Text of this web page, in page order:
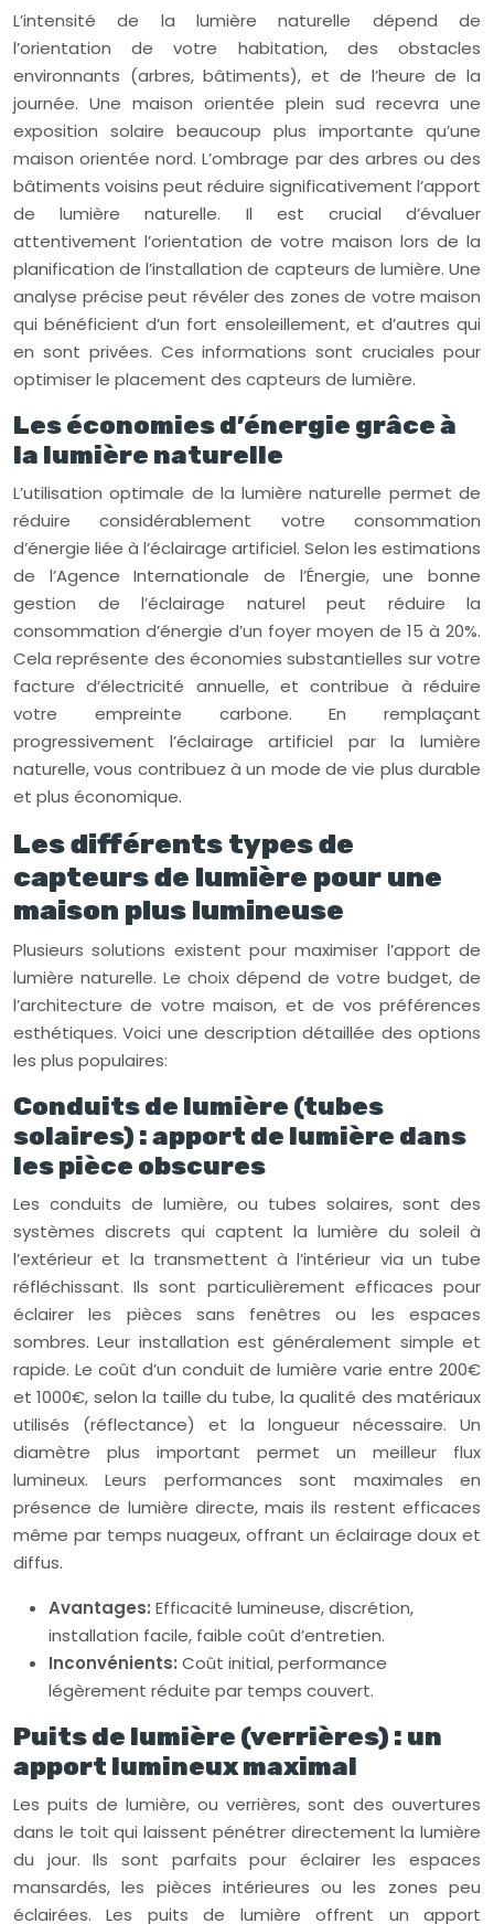
L’intensité de la lumière naturelle dépend de
l’orientation de votre habitation, des obstacles
environnants (arbres, bâtiments), et de l’heure de la
journée. Une maison orientée plein sud recevra une
exposition solaire beaucoup plus importante qu’une
maison orientée nord. L’ombrage par des arbres ou des
bâtiments voisins peut réduire significativement l’apport
de lumière naturelle. Il est crucial d’évaluer
attentivement l’orientation de votre maison lors de la
planification de l’installation de capteurs de lumière. Une
analyse précise peut révéler des zones de votre maison
qui bénéficient d’un fort ensoleillement, et d’autres qui
en sont privées. Ces informations sont cruciales pour
optimiser le placement des capteurs de lumière.
Les économies d’énergie grâce à
la lumière naturelle
L’utilisation optimale de la lumière naturelle permet de
réduire considérablement votre consommation
d’énergie liée à l’éclairage artificiel. Selon les estimations
de l’Agence Internationale de l’Énergie, une bonne
gestion de l’éclairage naturel peut réduire la
consommation d’énergie d’un foyer moyen de 15 à 20%.
Cela représente des économies substantielles sur votre
facture d’électricité annuelle, et contribue à réduire
votre empreinte carbone. En remplaçant
progressivement l’éclairage artificiel par la lumière
naturelle, vous contribuez à un mode de vie plus durable
et plus économique.
Les différents types de
capteurs de lumière pour une
maison plus lumineuse
Plusieurs solutions existent pour maximiser l’apport de
lumière naturelle. Le choix dépend de votre budget, de
l’architecture de votre maison, et de vos préférences
esthétiques. Voici une description détaillée des options
les plus populaires:
Conduits de lumière (tubes
solaires) : apport de lumière dans
les pièce obscures
Les conduits de lumière, ou tubes solaires, sont des
systèmes discrets qui captent la lumière du soleil à
l’extérieur et la transmettent à l’intérieur via un tube
réfléchissant. Ils sont particulièrement efficaces pour
éclairer les pièces sans fenêtres ou les espaces
sombres. Leur installation est généralement simple et
rapide. Le coût d’un conduit de lumière varie entre 200€
et 1000€, selon la taille du tube, la qualité des matériaux
utilisés (réflectance) et la longueur nécessaire. Un
diamètre plus important permet un meilleur flux
lumineux. Leurs performances sont maximales en
présence de lumière directe, mais ils restent efficaces
même par temps nuageux, offrant un éclairage doux et
diffus.
Avantages: Efficacité lumineuse, discrétion,
installation facile, faible coût d’entretien.
Inconvénients: Coût initial, performance
légèrement réduite par temps couvert.
Puits de lumière (verrières) : un
apport lumineux maximal
Les puits de lumière, ou verrières, sont des ouvertures
dans le toit qui laissent pénétrer directement la lumière
du jour. Ils sont parfaits pour éclairer les espaces
mansardés, les pièces intérieures ou les zones peu
éclairées. Les puits de lumière offrent un apport